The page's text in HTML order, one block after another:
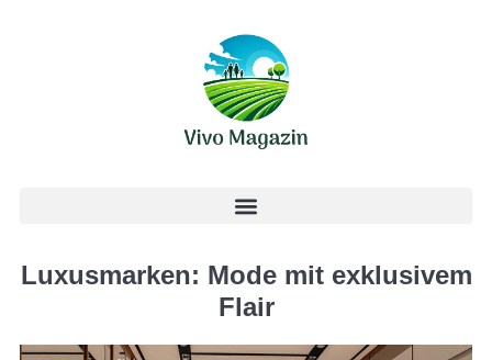
Luxusmarken: Mode mit exklusivem
Flair